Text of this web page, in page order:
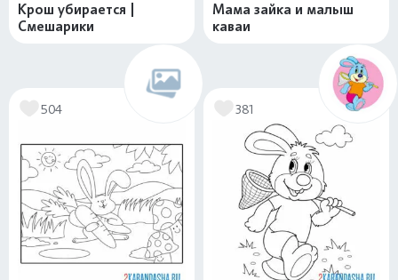
Крош убирается |
Смешарики
Мама зайка и малыш
каваи
504 381